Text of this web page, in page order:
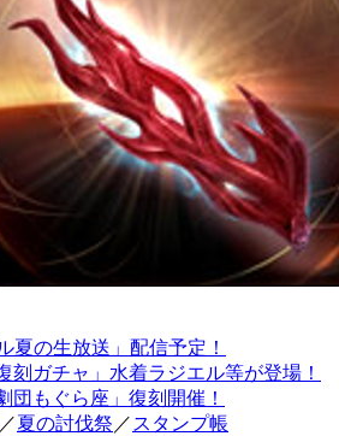
夏の生放送」配信予定！
刻ガチャ」水着ラジエル等が登場！
団もぐら座」復刻開催！
／夏の討伐祭 ／ スタンプ帳